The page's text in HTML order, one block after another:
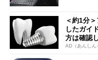
＜約1分
したガイ
方は確認
AD（あんしん